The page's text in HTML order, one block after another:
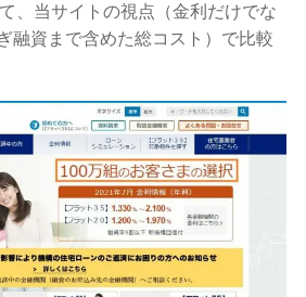
、当サイトの視点（金利だけでな
融資まで含めた総コスト）で比較